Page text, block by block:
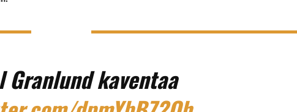
Granlund kaventaa